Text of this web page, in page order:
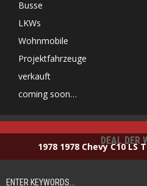
Busse
LKWs
Wohnmobile
Projektfahrzeuge
verkauft
coming soon…
DEAL DER
1978 1978 Chevy C10 LS